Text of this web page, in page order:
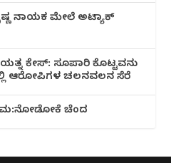
ನಾಯಕ ಮೇಲೆ ಅಟ್ಯಾಕ್
ಕೇಸ್: ಸೂಪಾರಿ ಕೊಟ್ಟವನು
ಆರೋಪಿಗಳ ಚಲನವಲನ ಸೆರೆ
ಚೆಂದ